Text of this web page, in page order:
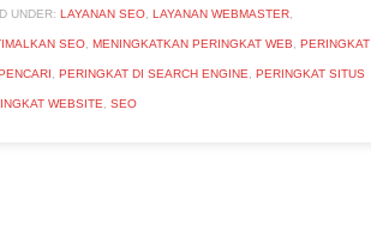
UNDER: LAYANAN SEO LAYANAN WEBMASTER
SEO MENINGKATKAN PERINGKAT WEB PERINGKAT
PERINGKAT DI SEARCH ENGINE PERINGKAT SITUS
WEBSITE SEO